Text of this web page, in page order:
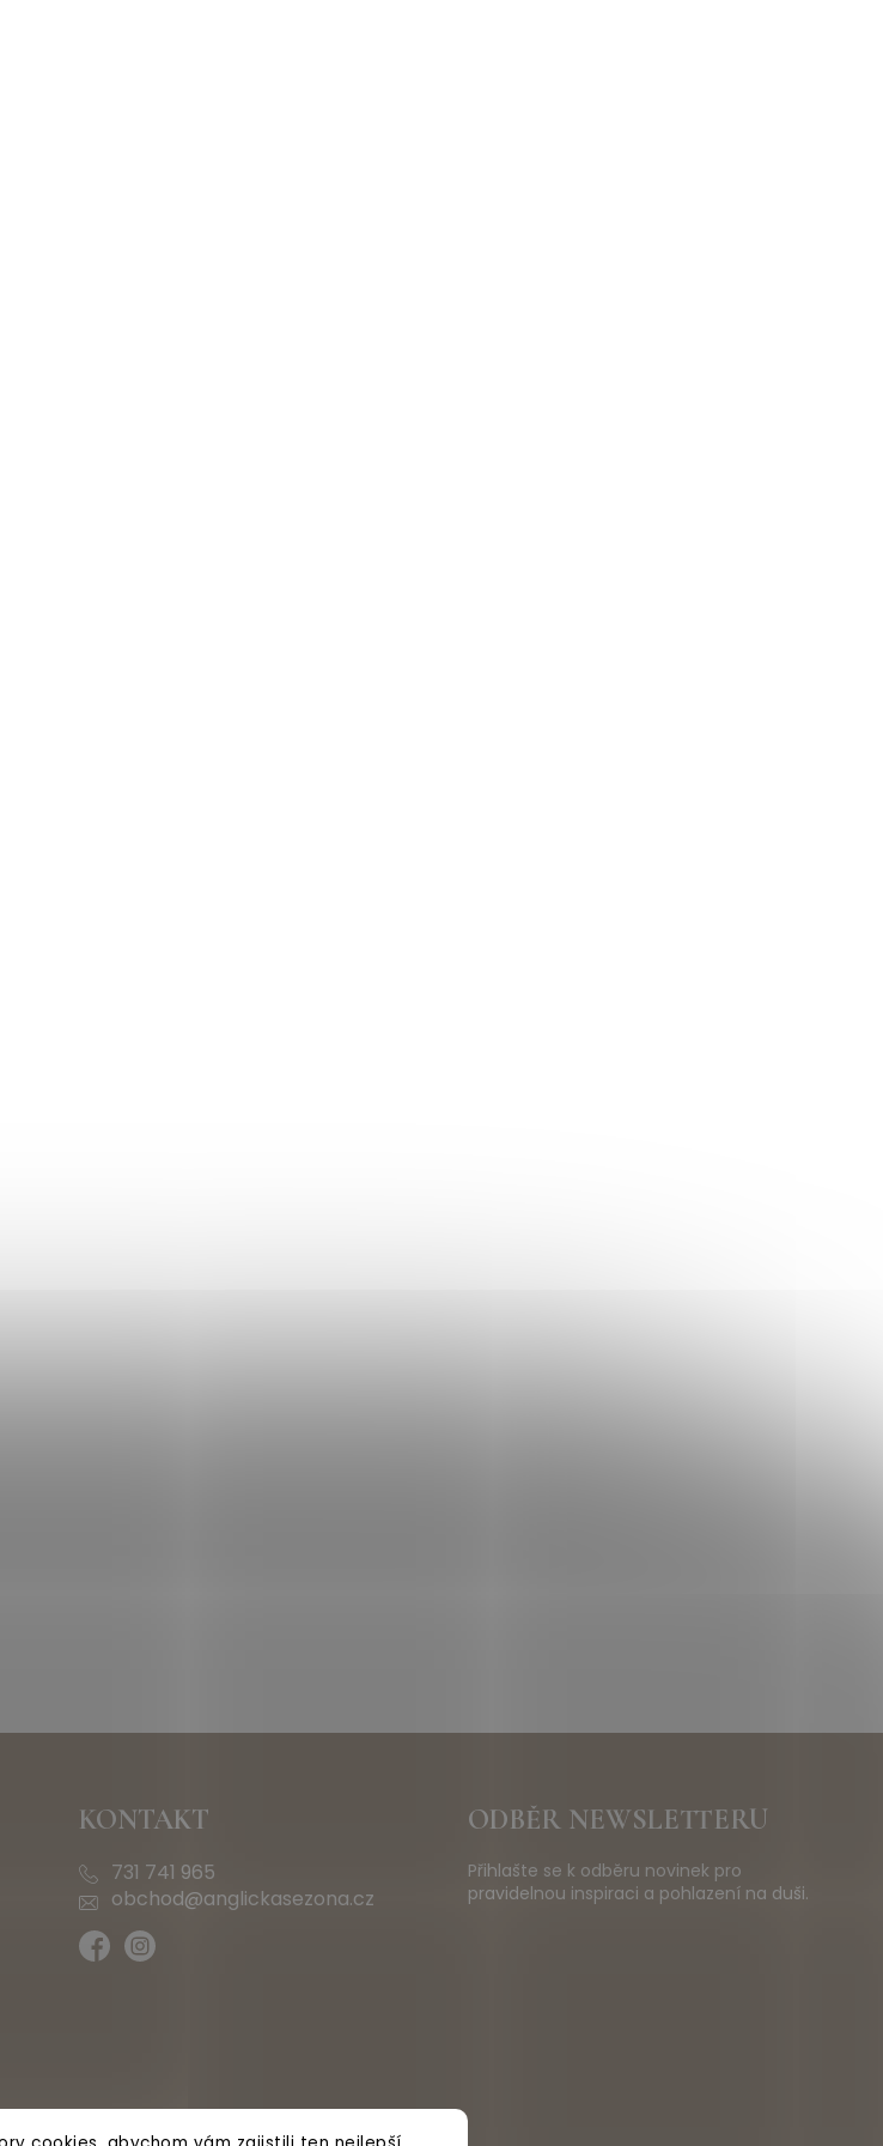
KONTAKT
731 741 965
obchod@anglickasezona.cz
ODBĚR NEWSLETTERU
Přihlašte se k odběru novinek pro
pravidelnou inspiraci a pohlazení na duši.